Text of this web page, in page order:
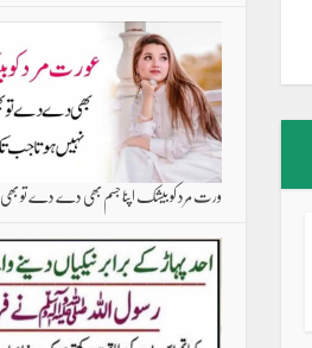
ورت مرد کو بیشک اپنا جسم بھی دے دے تو بھی